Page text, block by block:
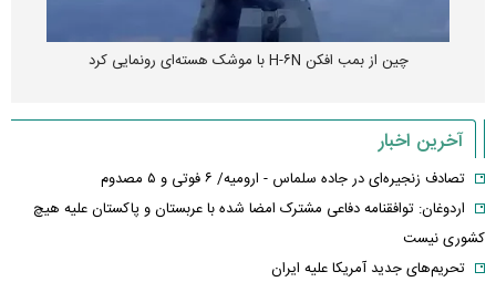
چین از بمب افکن H-۶N با موشک هسته‌ای رونمایی کرد
آخرین اخبار
تصادف زنجیره‌ای در جاده سلماس - ارومیه/ ۶ فوتی و ۵ مصدوم
اردوغان: توافقنامه دفاعی مشترک امضا شده با عربستان و پاکستان علیه هیچ
کشوری نیست
تحریم‌های جدید آمریکا علیه ایران